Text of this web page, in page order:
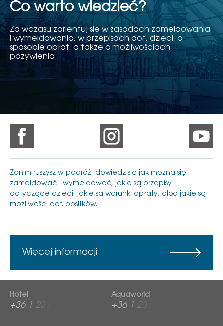
Co warto wiedzieć?
Za wczasu zorientuj sie w zasadach zameldowania
i wymeldowania, w przepisach dot. dzieci, o
sposobie opłat, a także o możliwościach
pożywienia.
Zanim ruszysz w podróż, dowiedz się jak można się
zameldować i wymeldować, jakie są przepisy
dotyczące dzieci, jakie są warunki opłaty, albo jakie są
możliwości dot. posiłków.
Więcej informacji
Hotel
+36 1 2313 600
Aquaworld
+36 1 2313 760